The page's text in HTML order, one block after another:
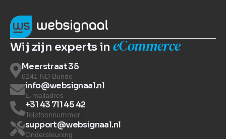
Wij zijn experts in eCommerce
Meerstraat 35
6241 ND Bunde
info@websignaal.nl
E-mailadres
+31 43 711 45 42
Telefoonnummer
support@websignaal.nl
Ondersteuning